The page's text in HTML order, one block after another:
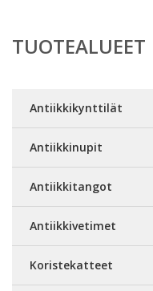
TUOTEALUEET
Antiikkikynttilät
Antiikkinupit
Antiikkitangot
Antiikkivetimet
Koristekatteet